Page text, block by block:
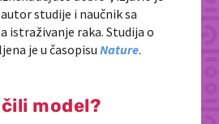
studije i naučnik sa
istraživanje raka. Studija o
je u časopisuNature.
model?